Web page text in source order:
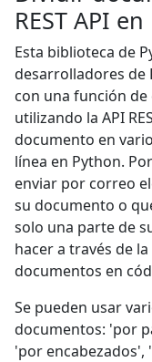
REST API
Esta biblioteca de
desarrolladores de
con una función
utilizando la API
documento en
línea en Python.
enviar por correo
su documento o
solo una parte de
hacer a través de
documentos en
Se pueden usar
documentos: 'por
'por encabezados',